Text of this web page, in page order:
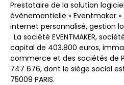
Prestataire de la solution
évènementielle « Eventmaker
internet personnalisé, gestion
: La société EVENTMAKER,
capital de 403.800 euros,
commerce et des sociétés de
747 676, dont le siège social
75009 PARIS.